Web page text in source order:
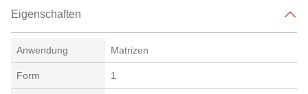
Eigenschaften
Anwendung Matrizen
Form 1